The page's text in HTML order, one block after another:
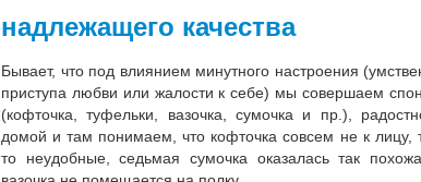
надлежащего качества
Бывает, что под влиянием минутного настроения
приступа любви или жалости к себе) мы совершаем
(кофточка, туфельки, вазочка, сумочка и пр.),
домой и там понимаем, что кофточка совсем не к лицу,
то неудобные, седьмая сумочка оказалась так